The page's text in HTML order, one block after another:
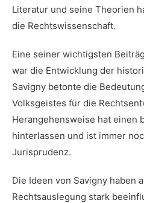
Literatur​ und seine Theorien
die Rechtswissenschaft.
Eine seiner wichtigsten
war die Entwicklung der
Savigny betonte die
Volksgeistes ⁤für die
Herangehensweise hat einen
hinterlassen und ist immer
Jurisprudenz.
Die Ideen von Savigny haben
Rechtsauslegung ⁢stark